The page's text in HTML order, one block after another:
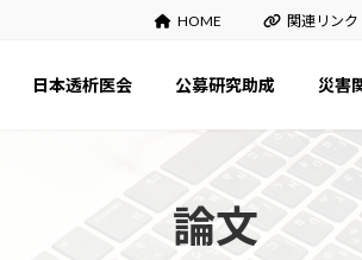
HOME 関連リンク
日本透析医会 公募研究助成 災害
論文